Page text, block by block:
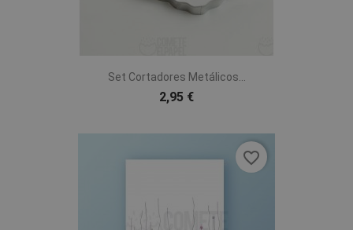
Set Cortadores Metálicos...
2,95 €
favorite_border